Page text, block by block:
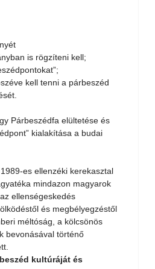
is rögzíteni kell;
kell tenni a párbeszéd
Párbeszédfa elültetése és
kialakítása a budai
es ellenzéki kerekasztal
mindazon magyarok
ellenségeskedés
és megbélyegzéstől
méltóság, a kölcsönös
bevonásával történő
kultúráját és